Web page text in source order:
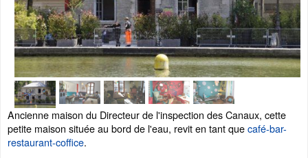
Ancienne maison du Directeur de l'inspection des Canaux, cette
petite maison située au bord de l'eau, revit en tant quecafé-bar-
restaurant-coffice.